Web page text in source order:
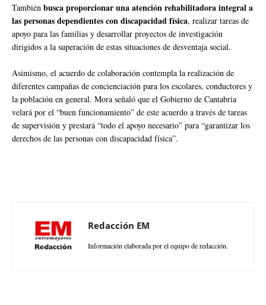
También busca proporcionar una atención rehabilitadora integral a
las personas dependientes con discapacidad física, realizar tareas de
apoyo para las familias y desarrollar proyectos de investigación
dirigidos a la superación de estas situaciones de desventaja social.
Asimismo, el acuerdo de colaboración contempla la realización de
diferentes campañas de concienciación para los escolares, conductores y
la población en general. Mora señaló que el Gobierno de Cantabria
velará por el “buen funcionamiento” de este acuerdo a través de tareas
de supervisión y prestará “todo el apoyo necesario” para “garantizar los
derechos de las personas con discapacidad física”.
Redacción EM
Información elaborada por el equipo de redacción.